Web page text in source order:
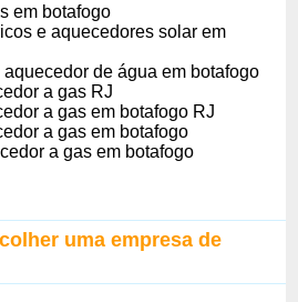
em botafogo
e aquecedores solar em
de água em botafogo
a gas RJ
a gas em botafogo RJ
a gas em botafogo
a gas em botafogo
uma empresa de